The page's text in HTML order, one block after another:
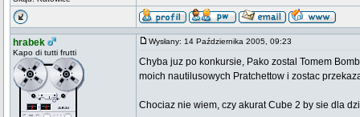
hrabek
Kapo di tutti frutti
Wysłany: 14 Października 2005, 09:23
Chyba juz po konkursie, Pako zostal Tomem
moich nautilusowych Pratchettow i zostac
Chociaz nie wiem, czy akurat Cube 2 by sie dla